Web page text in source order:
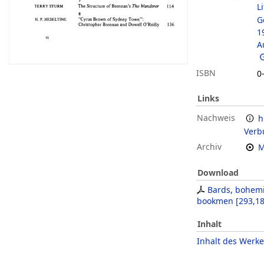
ISBN
Links
Nachweis
Archiv
Download
Bards,
bookmen [
Inhalt
Inhalt des